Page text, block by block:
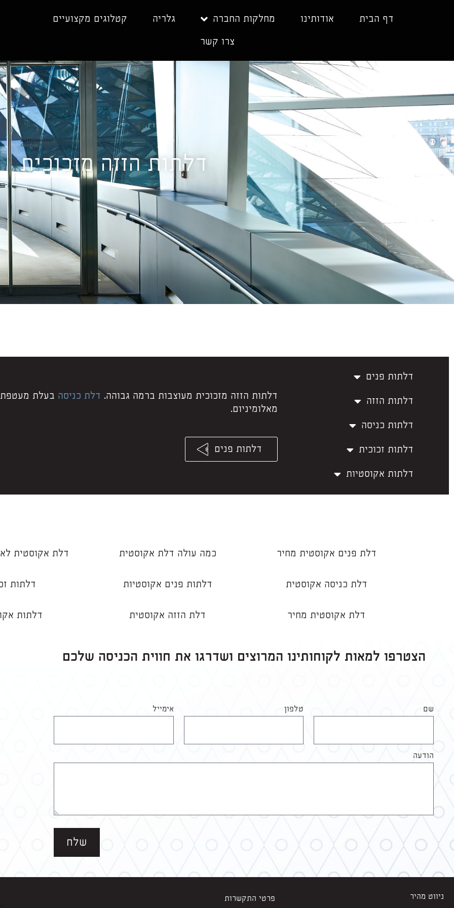
דף הבית אודותינו מחלקות החברה גלריה קטלוגים מקצועיים
צרו קשר
דלתות הזזה מזכוכית
דלתות פנים
דלתות הזזה
דלתות כניסה
דלתות זכוכית
דלתות אקוסטיות
דלתות הזזה מזכוכית מעוצבות ברמה גבוהה. דלת כניסה בעלת מעטפת
מאלומיניום.
דלתות פנים
דלת פנים אקוסטית מחיר כמה עולה דלת אקוסטית דלת אקוסטית
דלת כניסה אקוסטית דלתות פנים אקוסטיות דלתות
דלת אקוסטית מחיר דלת הזזה אקוסטית דלתות
הצטרפו למאות לקוחותינו המרוצים ושדרגו את חווית הכניסה שלכם
שם טלפון אימייל
הודעה
שלח
ניווט מהיר פרטי התקשרות